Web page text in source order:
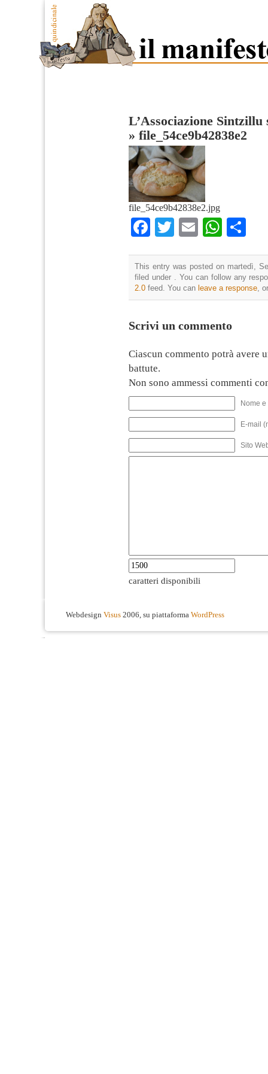
L’Associazione
» file_54ce9b42838e2
file_54ce9b42838e2.jpg
Facebook
TwitterEmail
This entry was posted on martedì,
filed under . You can follow any
2.0 feed. You can leave a response,
Scrivi un commento
Ciascun commento potrà avere
battute.
Non sono ammessi commenti
Nome
E-mail
Sito
caratteri disponibili
Webdesign Visus 2006, su piattaforma WordPress